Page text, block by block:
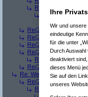
Re(3): Welches
Re(4): Welches
Re(5):
Re(2): Welches
Re(2): Welches
Re(2): Welches
Re(2): Welches
Re(3): Welches
Re(2): Welches
Re: Welches ETWAS
Re(2): Welches
Re(3): Welches
Ihre
Wir und unsere
eindeutige
für die unter
Durch Auswahl
deaktiviert
dieses Menü
Sie auf den
unseres